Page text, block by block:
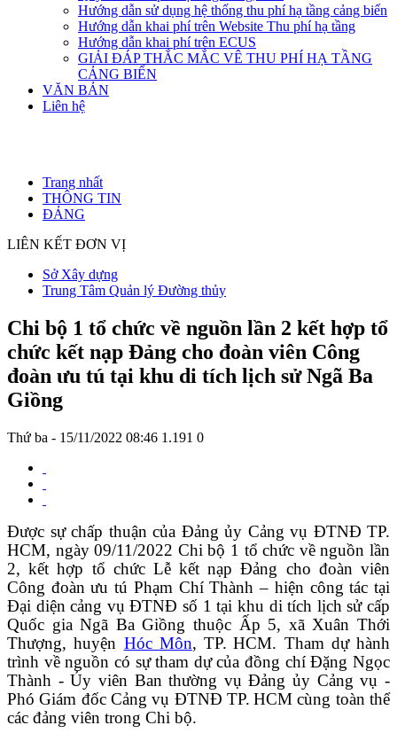
Hướng dẫn sử dụng hệ thống thu phí hạ tầng cảng biển
Hướng dẫn khai phí trên Website Thu phí hạ tầng
Hướng dẫn khai phí trên ECUS
GIẢI ĐÁP THẮC MẮC VÊ THU PHÍ HẠ TẦNG
CẢNG BIỂN
VĂN BẢN
Liên hệ
Trang nhất
THÔNG TIN
ĐẢNG
LIÊN KẾT ĐƠN VỊ
Sở Xây dựng
Trung Tâm Quản lý Đường thủy
Chi bộ 1 tổ chức về nguồn lần 2 kết hợp tổ
chức kết nạp Đảng cho đoàn viên Công
đoàn ưu tú tại khu di tích lịch sử Ngã Ba
Giồng
Thứ ba - 15/11/2022 08:46 1.191 0
Được sự chấp thuận của Đảng ủy Cảng vụ ĐTNĐ TP.
HCM, ngày 09/11/2022 Chi bộ 1 tổ chức về nguồn lần
2, kết hợp tổ chức Lễ kết nạp Đảng cho đoàn viên
Công đoàn ưu tú Phạm Chí Thành – hiện công tác tại
Đại diện cảng vụ ĐTNĐ số 1 tại khu di tích lịch sử cấp
Quốc gia Ngã Ba Giồng thuộc Ấp 5, xã Xuân Thới
Thượng, huyện Hóc Môn, TP. HCM. Tham dự hành
trình về nguồn có sự tham dự của đồng chí Đặng Ngọc
Thành - Ủy viên Ban thường vụĐảng ủy Cảng vụ-
Phó Giám đốc Cảng vụ ĐTNĐ TP. HCM cùng toàn thể
các đảng viên trong Chi bộ.